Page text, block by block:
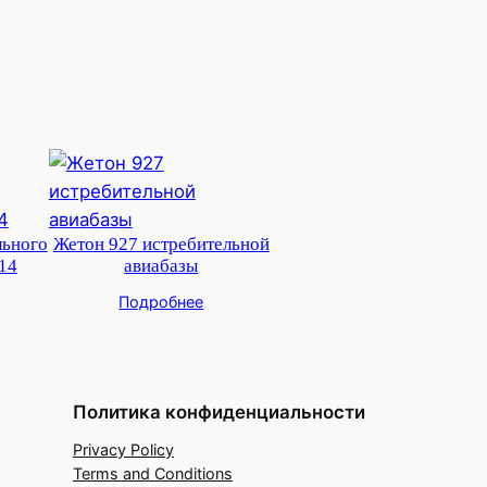
Жетон 927 истребительной
авиабазы
Подробнее
Политика конфиденциальности
Privacy Policy
Terms and Conditions